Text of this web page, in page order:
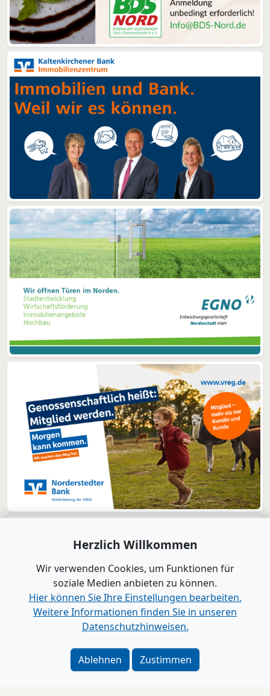
Schleswig-Holstein
Herzlich Willkommen
Wir verwenden Cookies, um Funktionen für
soziale Medien anbieten zu können.
Hier können Sie Ihre Einstellungen bearbeiten.
Weitere Informationen finden Sie in unseren
Datenschutzhinweisen.
Ablehnen Zustimmen